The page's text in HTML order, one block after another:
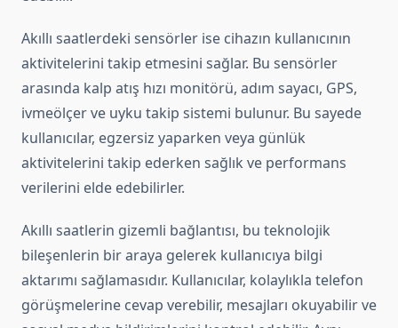
Akıllı saatlerdeki sensörler ise cihazın kullanıcının
aktivitelerini takip etmesini sağlar. Bu sensörler
arasında kalp atış hızı monitörü, adım sayacı, GPS,
ivmeölçer ve uyku takip sistemi bulunur. Bu sayede
kullanıcılar, egzersiz yaparken veya günlük
aktivitelerini takip ederken sağlık ve performans
verilerini elde edebilirler.
Akıllı saatlerin gizemli bağlantısı, bu teknolojik
bileşenlerin bir araya gelerek kullanıcıya bilgi
aktarımı sağlamasıdır. Kullanıcılar, kolaylıkla telefon
görüşmelerine cevap verebilir, mesajları okuyabilir ve